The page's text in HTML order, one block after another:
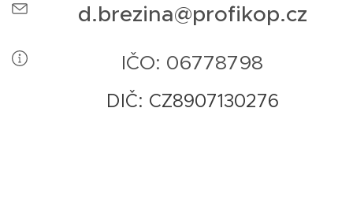
d.brezina@profikop.cz
IČO: 06778798
DIČ: CZ8907130276